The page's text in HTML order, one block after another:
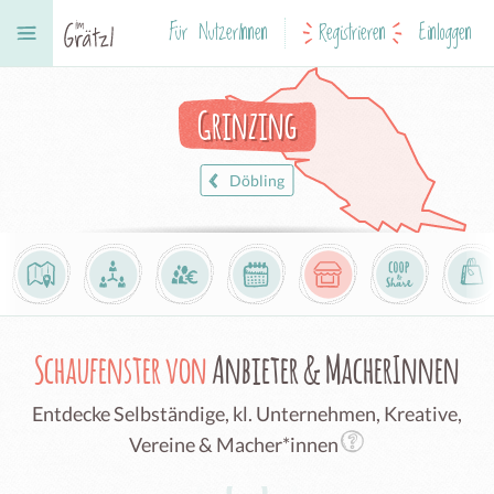
Für NutzerInnen Registrieren Einloggen
Grinzing
Döbling
Schaufenster vonAnbieter & MacherInnen
Entdecke Selbständige, kl. Unternehmen, Kreative,
Vereine & Macher*innen